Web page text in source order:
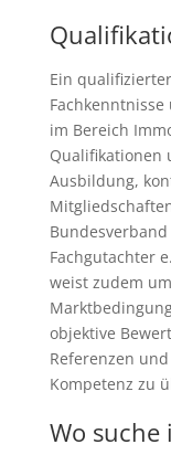
Ein
im Bereich
Qualifikationen
Ausbildung,
Fachgutachter
weist zudem
objektive
Referenzen
Kompetenz zu
Wo suche